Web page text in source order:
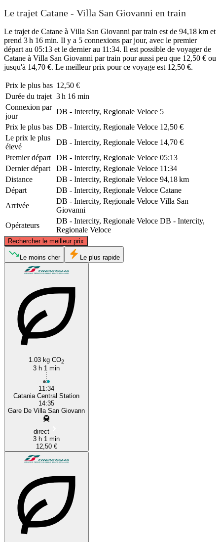
Le trajet Catane - Villa San Giovanni en train
Le trajet de Catane à Villa San Giovanni par train est de 94,18 km et
prend 3 h 16 min. Il y a 5 connexions par jour, avec le premier
départ au 05:13 et le dernier au 11:34. Il est possible de voyager de
Catane à Villa San Giovanni par train pour aussi peu que 12,50 € ou
jusqu'à 14,70 €. Le meilleur prix pour ce voyage est 12,50 €.
Prix ​​le plus bas 12,50 €
Durée du trajet 3 h 16 min
Connexion par
jour
DB - Intercity, Regionale Veloce 5
Prix ​​le plus bas DB - Intercity, Regionale Veloce 12,50 €
Le prix le plus
élevé
DB - Intercity, Regionale Veloce 14,70 €
Premier départ
DB - Intercity, Regionale Veloce 05:13
Dernier départ
DB - Intercity, Regionale Veloce 11:34
Distance
DB - Intercity, Regionale Veloce 94,18 km
Départ
DB - Intercity, Regionale Veloce Catane
Arrivée
DB - Intercity, Regionale Veloce Villa San
Giovanni
Opérateurs
DB - Intercity, Regionale Veloce DB - Intercity,
Regionale Veloce
Rechercher le meilleur prix
Le moins cher Le plus rapide
1.03 kg CO2
3 h 1 min
11:34
Catania Central Station
14:35
Gare De Villa San Giovann
direct
3 h 1 min
12,50 €